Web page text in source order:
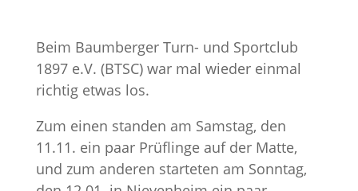
Beim Baumberger Turn- und Sportclub
1897 e.V. (BTSC) war mal wieder einmal
richtig etwas los.
Zum einen standen am Samstag, den
11.11. ein paar Prüflinge auf der Matte,
und zum anderen starteten am Sonntag,